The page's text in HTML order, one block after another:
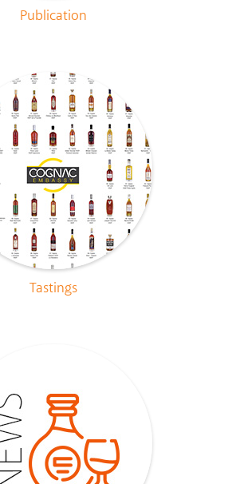
Publication
Tastings